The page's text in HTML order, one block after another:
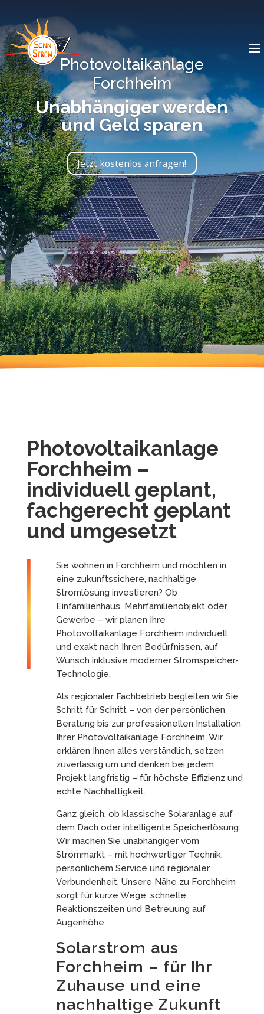
Photovoltaikanlage
Forchheim
Unabhängiger werden
und Geld sparen
Jetzt kostenlos anfragen!
Photovoltaikanlage
Forchheim –
individuell geplant,
fachgerecht geplant
und umgesetzt
Sie wohnen in Forchheim und möchten in
eine zukunftssichere, nachhaltige
Stromlösung investieren? Ob
Einfamilienhaus, Mehrfamilienobjekt oder
Gewerbe – wir planen Ihre
Photovoltaikanlage Forchheim individuell
und exakt nach Ihren Bedürfnissen, auf
Wunsch inklusive moderner Stromspeicher-
Technologie.
Als regionaler Fachbetrieb begleiten wir Sie
Schritt für Schritt – von der persönlichen
Beratung bis zur professionellen Installation
Ihrer Photovoltaikanlage Forchheim. Wir
erklären Ihnen alles verständlich, setzen
zuverlässig um und denken bei jedem
Projekt langfristig – für höchste Effizienz und
echte Nachhaltigkeit.
Ganz gleich, ob klassische Solaranlage auf
dem Dach oder intelligente Speicherlösung:
Wir machen Sie unabhängiger vom
Strommarkt – mit hochwertiger Technik,
persönlichem Service und regionaler
Verbundenheit. Unsere Nähe zu Forchheim
sorgt für kurze Wege, schnelle
Reaktionszeiten und Betreuung auf
Augenhöhe.
Solarstrom aus
Forchheim – für Ihr
Zuhause und eine
nachhaltige Zukunft